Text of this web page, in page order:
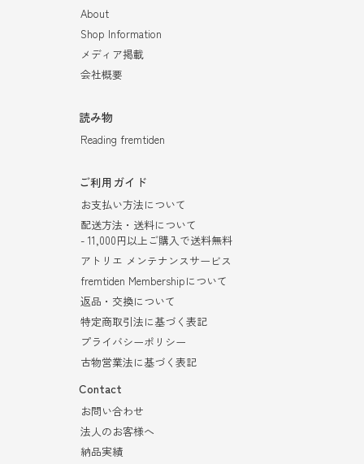
About
Shop Information
メディア掲載
会社概要
読み物
Reading fremtiden
ご利用ガイド
お支払い方法について
配送方法・送料について
- 11,000円以上ご購入で送料無料
アトリエ メンテナンスサービス
fremtiden Membershipについて
返品・交換について
特定商取引法に基づく表記
プライバシーポリシー
古物営業法に基づく表記
Contact
お問い合わせ
法人のお客様へ
納品実績